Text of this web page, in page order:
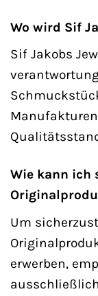
Wo wird Sif
Sif Jakobs
Wie kann ich
Um
erwerben,